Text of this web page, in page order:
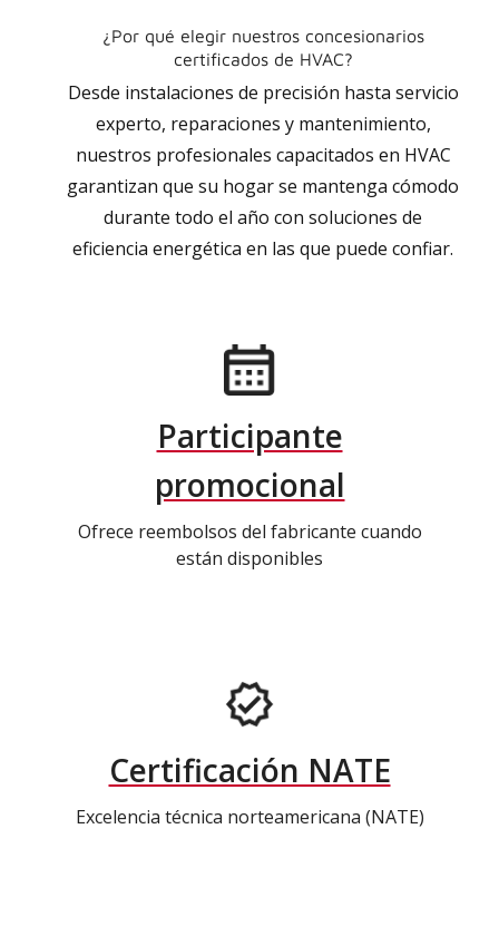
¿Por qué elegir nuestros concesionarios
certificados de HVAC?
Desde instalaciones de precisión hasta servicio
experto, reparaciones y mantenimiento,
nuestros profesionales capacitados en HVAC
garantizan que su hogar se mantenga cómodo
durante todo el año con soluciones de
eficiencia energética en las que puede confiar.
Participante
promocional
Ofrece reembolsos del fabricante cuando
están disponibles
Certificación NATE
Excelencia técnica norteamericana (NATE)